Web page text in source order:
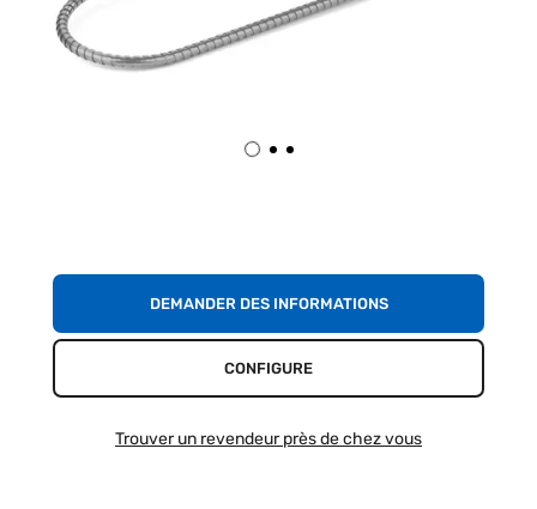
DEMANDER DES INFORMATIONS
CONFIGURE
Trouver un revendeur près de chez vous